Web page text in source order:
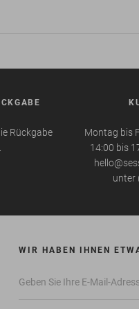
Rückgabe
Montag bis
14:00 bis
unter
WIR HABEN IHNEN